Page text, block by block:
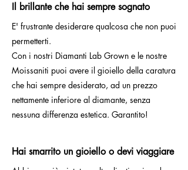
Il brillante che hai sempre sognato
E' frustrante desiderare qualcosa che non puoi
permetterti.
Con i nostri Diamanti Lab Grown e le nostre
Moissaniti puoi avere il gioiello della caratura
che hai sempre desiderato, ad un prezzo
nettamente inferiore al diamante, senza
nessuna differenza estetica. Garantito!
Hai smarrito un gioiello o devi viaggiare